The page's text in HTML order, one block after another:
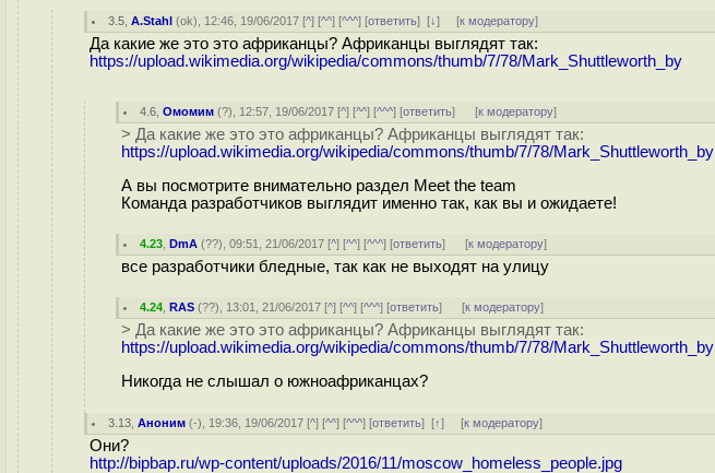
3.5 ,A.Stahl (ok), 12:46, 19/06/2017 [^] [^^] [^^^] [ответить][↓] [к модератору]
Да какие же это это африканцы? Африканцы выглядят так:
https://upload.wikimedia.org/wikipedia/commons/thumb/7/78/Mark_Shuttleworth_by
4.6 ,Омомим (?), 12:57, 19/06/2017 [^] [^^] [^^^] [ответить] [к модератору]
> Да какие же это это африканцы? Африканцы выглядят так:
https://upload.wikimedia.org/wikipedia/commons/thumb/7/78/Mark_Shuttleworth_by
А вы посмотрите внимательно раздел Meet the team
Команда разработчиков выглядит именно так, как вы и ожидаете!
4.23 ,DmA (??), 09:51, 21/06/2017 [^] [^^] [^^^] [ответить] [к модератору]
все разработчики бледные, так как не выходят на улицу
4.24 ,RAS (??), 13:01, 21/06/2017 [^] [^^] [^^^] [ответить] [к модератору]
> Да какие же это это африканцы? Африканцы выглядят так:
https://upload.wikimedia.org/wikipedia/commons/thumb/7/78/Mark_Shuttleworth_by
Никогда не слышал о южноафриканцах?
3.13 ,Аноним (-), 19:36, 19/06/2017 [^] [^^] [^^^] [ответить][↑] [к модератору]
Они?
http://bipbap.ru/wp-content/uploads/2016/11/moscow_homeless_people.jpg